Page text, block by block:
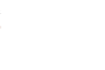
30x8 Caps. Alluminio
Prezzo
65,19 €